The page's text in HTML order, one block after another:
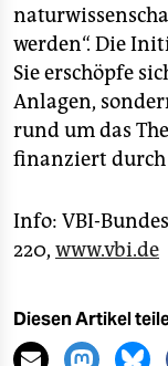
genossenschaft
epaper login
werden“. Die
Sie erschöpfe
Anlagen,
rund um das
finanziert durch
Info: VBI-
220, www.vbi.de
Diesen Artikel